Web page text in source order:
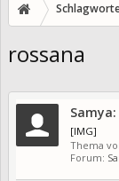
rossana
[IMG]
Thema
Forum: